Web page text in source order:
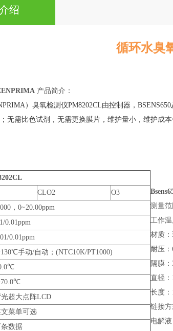
绍
循环水臭
产品简介：
）臭氧检测仪PM8202CL由控制器，
无需比色试剂，无需更换膜片，维护量小，维护成
CLO2
O3
，0~20.00ppm
0.01ppm
0.01ppm
手动/自动；(NTC10K/PT1000)
超大点阵LCD
菜单可选
条数据
测量范
工作
材质
耐压：
隔膜
直径：
长度：
链接方
电解